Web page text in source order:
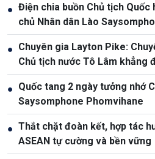
● Điện chia buồn Chủ tịch Quốc
chủ Nhân dân Lào
● Chuyên gia Layton Pike:
Chủ tịch nước Tô Lâm khẳng
cao giữa Việt Nam và
● Quốc tang 2 ngày tưởng nhớ
Saysomphone Phomvihane
● Thắt chặt đoàn kết, hợp tác
ASEAN tự cường và bền vững